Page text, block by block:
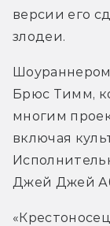
версии его
злодеи.
Брюс Тимм,
многим
включая
Джей Джей